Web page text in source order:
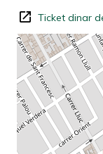
Ticket dinar